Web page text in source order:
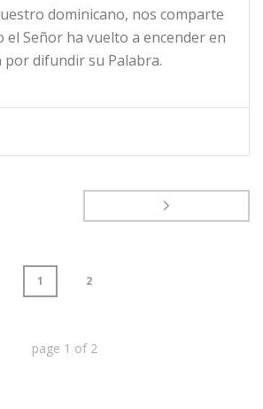
dominicano, nos comparte
el Señor ha vuelto a encender en
por difundir su Palabra.
1 2
page 1 of 2